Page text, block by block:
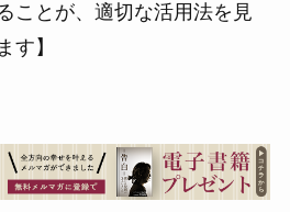
ことが、適切な活用法を見
す】